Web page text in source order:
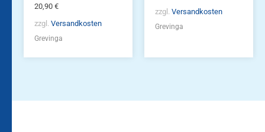
20,90 €
zzgl. Versandkosten
Grevinga
zzgl. Versandkosten
Grevinga